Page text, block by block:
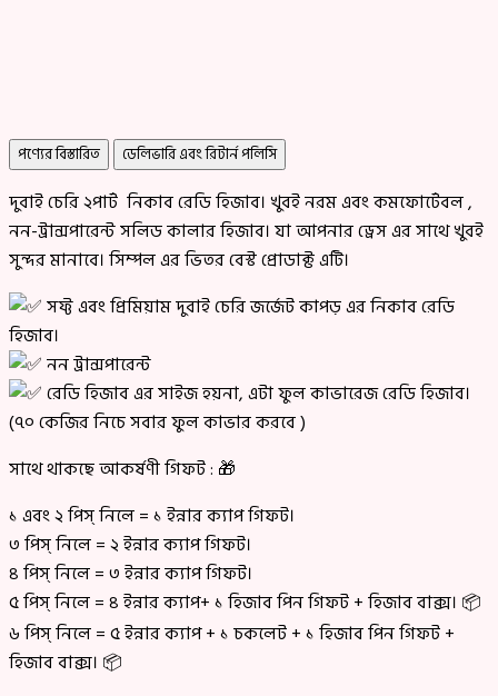
পণ্যের বিস্তারিত ডেলিভারি এবং রিটার্ন পলিসি
দুবাই চেরি ২পার্ট নিকাব রেডি হিজাব। খুবই নরম এবং কমফোর্টেবল ,
নন-ট্রান্সপারেন্ট সলিড কালার হিজাব। যা আপনার ড্রেস এর সাথে খুবই
সুন্দর মানাবে। সিম্পল এর ভিতর বেস্ট প্রোডাক্ট এটি।
সফ্ট এবং প্রিমিয়াম দুবাই চেরি জর্জেট কাপড় এর নিকাব রেডি
হিজাব।
নন ট্রান্সপারেন্ট
রেডি হিজাব এর সাইজ হয়না, এটা ফুল কাভারেজ রেডি হিজাব।
(৭০ কেজির নিচে সবার ফুল কাভার করবে )
সাথে থাকছে আকর্ষণী গিফট : 🎁
১ এবং ২ পিস্ নিলে = ১ ইন্নার ক্যাপ গিফট।
৩ পিস্ নিলে = ২ ইন্নার ক্যাপ গিফট।
৪ পিস্ নিলে = ৩ ইন্নার ক্যাপ গিফট।
৫ পিস্ নিলে = ৪ ইন্নার ক্যাপ+ ১ হিজাব পিন গিফট + হিজাব বাক্স। 📦
৬ পিস্ নিলে = ৫ ইন্নার ক্যাপ + ১ চকলেট + ১ হিজাব পিন গিফট +
হিজাব বাক্স। 📦